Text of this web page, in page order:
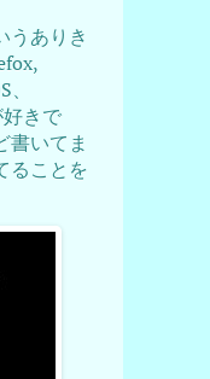
うありき
きで
書いてま
ることを